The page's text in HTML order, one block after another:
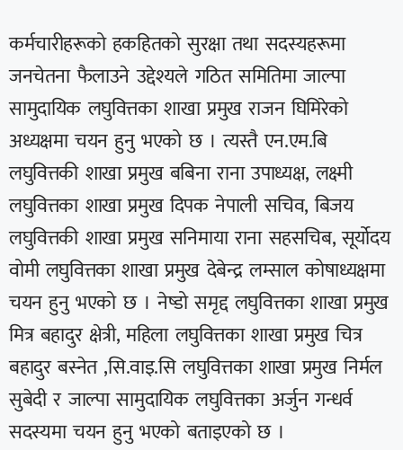
कर्मचारीहरूको हकहितको सुरक्षा तथा सदस्यहरूमा
जनचेतना फैलाउने उद्देश्यले गठित समितिमा जाल्पा
सामुदायिक लघुवित्तका शाखा प्रमुख राजन घिमिरेको
अध्यक्षमा चयन हुनु भएको छ । त्यस्तै एन.एम.बि
लघुवित्तकी शाखा प्रमुख बबिना राना उपाध्यक्ष, लक्ष्मी
लघुवित्तका शाखा प्रमुख दिपक नेपाली सचिव, बिजय
लघुवित्तकी शाखा प्रमुख सनिमाया राना सहसचिब, सूर्योदय
वोमी लघुवित्तका शाखा प्रमुख देबेन्द्र लम्साल कोषाध्यक्षमा
चयन हुनु भएको छ । नेष्डो समृद्द लघुवित्तका शाखा प्रमुख
मित्र बहादुर क्षेत्री, महिला लघुवित्तका शाखा प्रमुख चित्र
बहादुर बस्नेत ,सि.वाइ.सि लघुवित्तका शाखा प्रमुख निर्मल
सुबेदी र जाल्पा सामुदायिक लघुवित्तका अर्जुन गन्धर्व
सदस्यमा चयन हुनु भएको बताइएको छ ।